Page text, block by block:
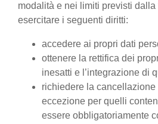
modalità e nei limiti previsti
esercitare i seguenti diritti:
accedere ai propri dati
ottenere la rettifica dei
inesatti e l’integrazione di
richiedere la cancellazione
eccezione per quelli
essere obbligatoriamente